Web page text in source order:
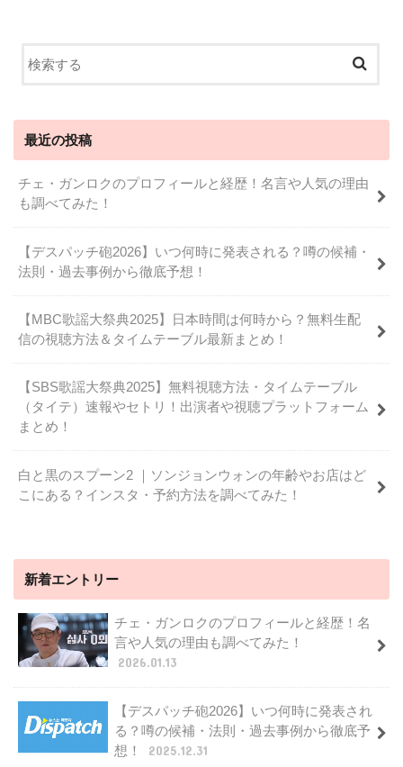
最近の投稿
チェ・ガンロクのプロフィールと経歴！名言や人気の理由
も調べてみた！
【デスパッチ砲2026】いつ何時に発表される？噂の候補・
法則・過去事例から徹底予想！
【MBC歌謡大祭典2025】日本時間は何時から？無料生配
信の視聴方法＆タイムテーブル最新まとめ！
【SBS歌謡大祭典2025】無料視聴方法・タイムテーブル
（タイテ）速報やセトリ！出演者や視聴プラットフォーム
まとめ！
白と黒のスプーン2 ｜ソンジョンウォンの年齢やお店はど
こにある？インスタ・予約方法を調べてみた！
新着エントリー
チェ・ガンロクのプロフィールと経歴！名
言や人気の理由も調べてみた！
2026.01.13
【デスパッチ砲2026】いつ何時に発表され
る？噂の候補・法則・過去事例から徹底予
想！
2025.12.31